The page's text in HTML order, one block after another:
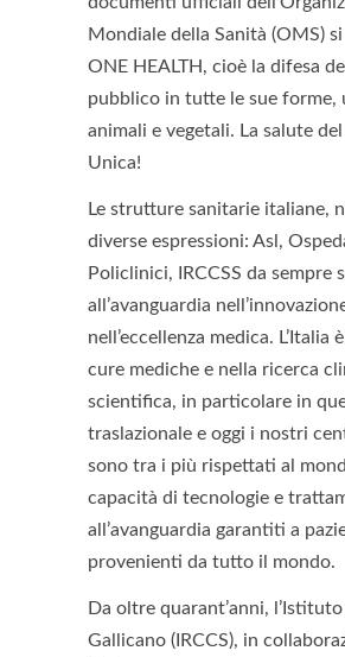
Mondiale della Sanità (OMS)
ONE HEALTH, cioè la difesa
pubblico in tutte le sue forme,
animali e vegetali. La salute
Unica!
Le strutture sanitarie italiane,
diverse espressioni: Asl,
Policlinici, IRCCSS da sempre
all’avanguardia
nell’eccellenza medica. L’Italia
cure mediche e nella ricerca
scientifica, in particolare in
traslazionale e oggi i nostri
sono tra i più rispettati al
capacità di tecnologie e
all’avanguardia garantiti a
provenienti da tutto il mondo.
Da oltre quarant’anni, l’Istituto
Gallicano (IRCCS), in